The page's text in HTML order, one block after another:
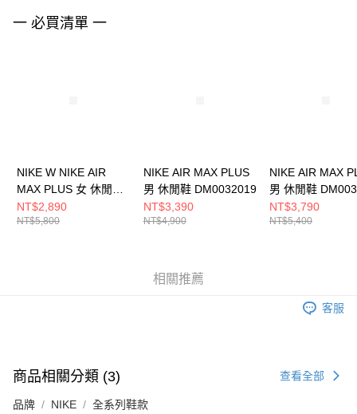
４．使用「AFTEE先享後付」時，將依據個別帳號之用戶狀況，依本公司即
一 必買清單 一
NIKE W NIKE AIR
MAX PLUS 女 休閒鞋
FZ4342001
NT$2,890
NT$5,800
NIKE AIR MAX PLUS
男 休閒鞋 DM0032019
NT$3,390
NT$4,900
NIKE AIR MAX
男 休閒鞋
NT$3,790
NT$5,400
相關推薦
客服
商品相關分類 (3) 查看全部
品牌 NIKE 全系列鞋款